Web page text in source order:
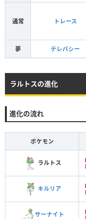
通常 トレース
夢 テレパシー
ラルトスの進化
進化の流れ
ポケモン
ラルトス
キルリア
サーナイト